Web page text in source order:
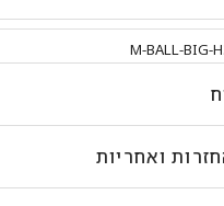
M-BALL-BIG-
ואחריות